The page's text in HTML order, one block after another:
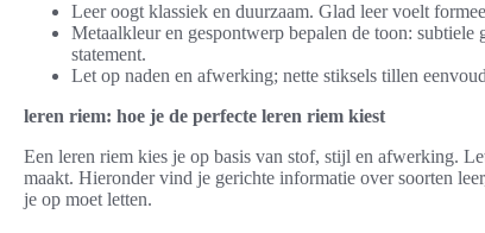
Leer oogt klassiek en duurzaam. Glad leer voelt
Metaalkleur en gespontwerp bepalen de toon:
statement.
Let op naden en afwerking; nette stiksels tillen
leren riem: hoe je de perfecte leren riem kiest
Een leren riem kies je op basis van stof, stijl en afwerking.
maakt. Hieronder vind je gerichte informatie over soorten
je op moet letten.